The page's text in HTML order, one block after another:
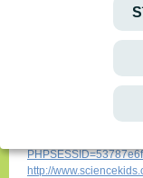
Uzdevumi, spēlēs,
pirmskolas līdz
http://
Spēles un darbiņi
http://
http://
http://